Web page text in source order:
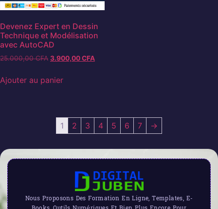
Devenez Expert en Dessin
Technique et Modélisation
avec AutoCAD
25.000,00CFA 3.900,00CFA
Ajouter au panier
1 2 3 4 5 6 7 →
Nous Proposons Des Formation En Ligne, Templates, E-